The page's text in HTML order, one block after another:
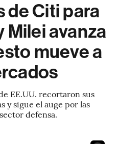
de Citi para
Milei avanza
mueve a
EE.UU. recortaron sus
y sigue el auge por las
defensa.